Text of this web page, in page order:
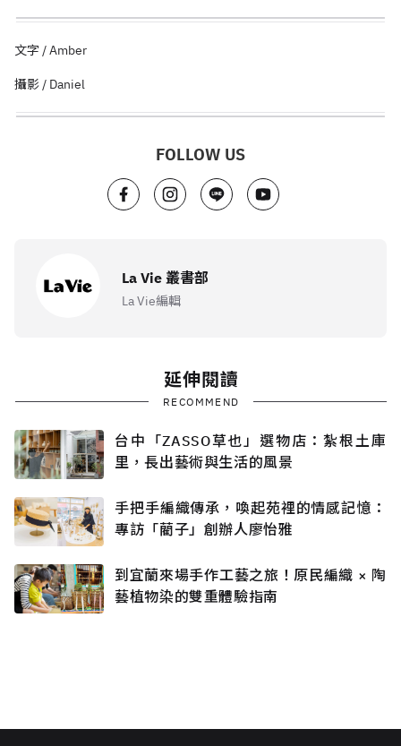
文字 / Amber
攝影 / Daniel
FOLLOW US
La Vie 叢書部
La Vie編輯
延伸閱讀
RECOMMEND
台中「ZASSO草也」選物店：紮根土庫
里，長出藝術與生活的風景
手把手編織傳承，喚起苑裡的情感記憶：
專訪「藺子」創辦人廖怡雅
到宜蘭來場手作工藝之旅！原民編織 × 陶
藝植物染的雙重體驗指南